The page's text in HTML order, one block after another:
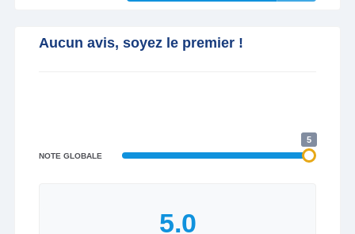
Aucun avis, soyez le premier !
NOTE GLOBALE
5